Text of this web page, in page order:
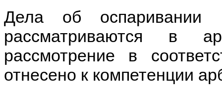
Дела об оспаривании
рассматриваются в
рассмотрение в
отнесено к компетенции